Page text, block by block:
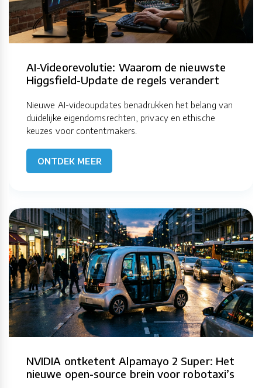
AI-Videorevolutie: Waarom de nieuwste
Higgsfield-Update de regels verandert
Nieuwe AI-videoupdates benadrukken het belang van
duidelijke eigendomsrechten, privacy en ethische
keuzes voor contentmakers.
ONTDEK MEER
NVIDIA ontketent Alpamayo 2 Super: Het
nieuwe open-source brein voor robotaxi’s